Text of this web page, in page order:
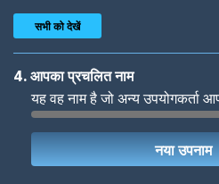
Woof
सभी को देखें
4. आपका प्रचलित नाम
यह वह नाम है जो अन्य उपयोगकर्ता